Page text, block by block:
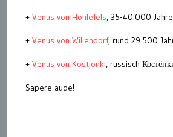
+ Venus von Hohlefels, 35-40.000 Jahre
+ Venus von Willendorf, rund 29.500
+ Venus von Kostjonki, russisch
Sapere aude!